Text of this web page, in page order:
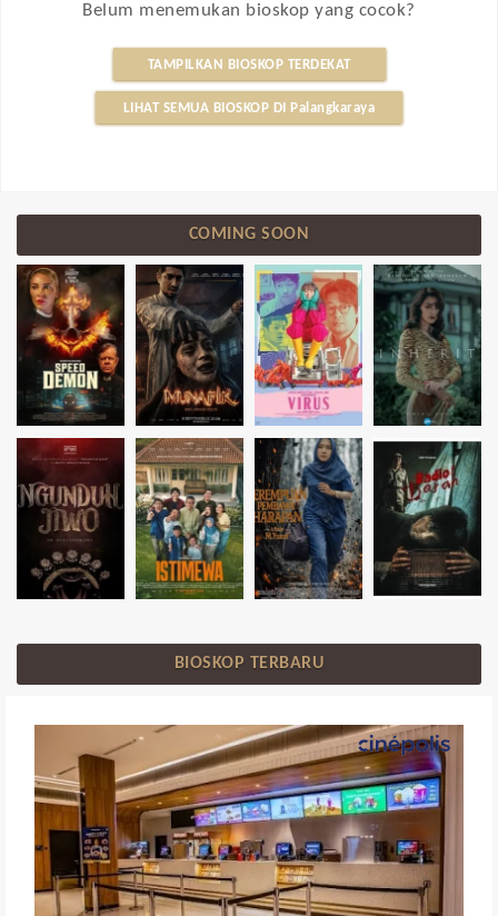
Belum menemukan bioskop yang cocok?
TAMPILKAN BIOSKOP TERDEKAT
LIHAT SEMUA BIOSKOP DI Palangkaraya
COMING SOON
BIOSKOP TERBARU